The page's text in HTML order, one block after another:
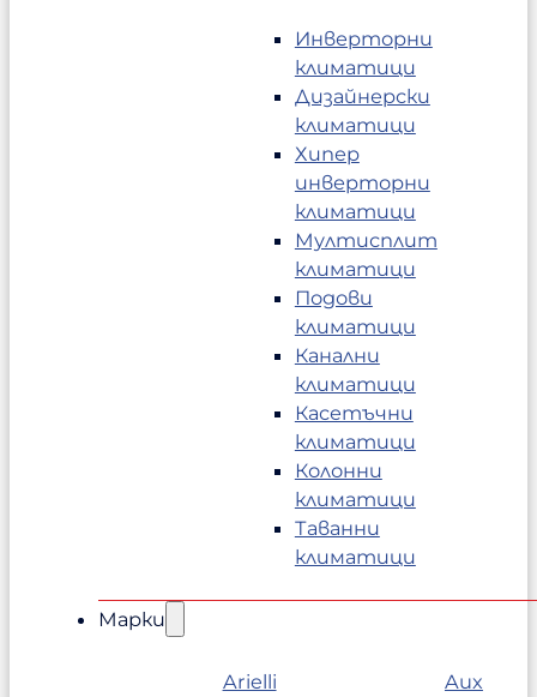
Инверторни
климатици
Дизайнерски
климатици
Хипер
инверторни
климатици
Мултисплит
климатици
Подови
климатици
Канални
климатици
Касетъчни
климатици
Колонни
климатици
Таванни
климатици
Марки
Arielli
Aux